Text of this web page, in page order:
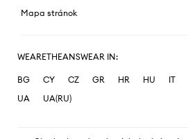
Mapa stránok
WEARETHEANSWEAR IN:
BG CY CZ GR HR HU IT
UA
UA(RU)